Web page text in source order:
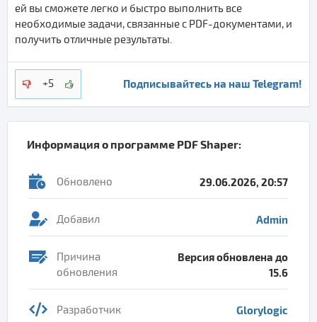
ей вы сможете легко и быстро выполнить все
необходимые задачи, связанные с PDF-документами, и
получить отличные результаты.
+5 Подписывайтесь на наш Telegram!
Информация о программе PDF Shaper:
Обновлено 29.06.2026, 20:57
Добавил Admin
Причина
обновления
Версия обновлена до
15.6
Разработчик Glorylogic